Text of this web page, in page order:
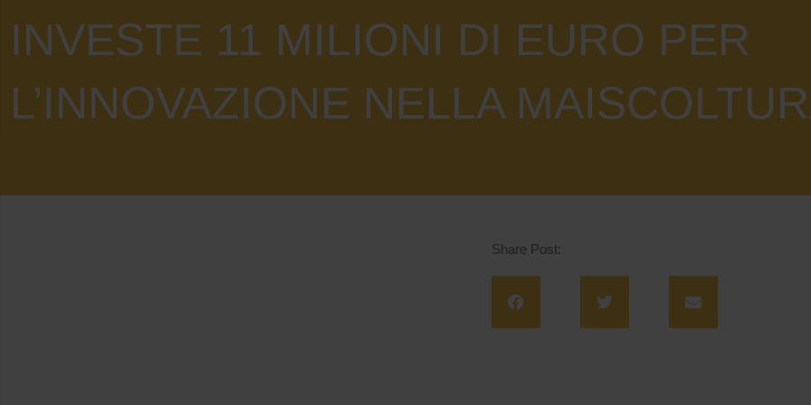
INVESTE 11 MILIONI DI EURO PER
L’INNOVAZIONE NELLA
Share Post: